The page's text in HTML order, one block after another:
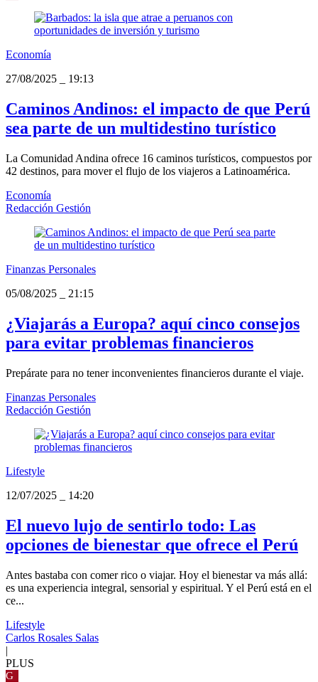
Economía
27/08/2025
19:13
Caminos Andinos: el impacto de que Perú
sea parte de un multidestino turístico
La Comunidad Andina ofrece 16 caminos turísticos, compuestos por
42 destinos, para mover el flujo de los viajeros a Latinoamérica.
Economía
Redacción Gestión
Finanzas Personales
05/08/2025
21:15
¿Viajarás a Europa? aquí cinco consejos
para evitar problemas financieros
Prepárate para no tener inconvenientes financieros durante el viaje.
Finanzas Personales
Redacción Gestión
Lifestyle
12/07/2025
14:20
El nuevo lujo de sentirlo todo: Las
opciones de bienestar que ofrece el Perú
Antes bastaba con comer rico o viajar. Hoy el bienestar va más allá:
es una experiencia integral, sensorial y espiritual. Y el Perú está en el
ce...
Lifestyle
Carlos Rosales Salas
|
PLUS
G